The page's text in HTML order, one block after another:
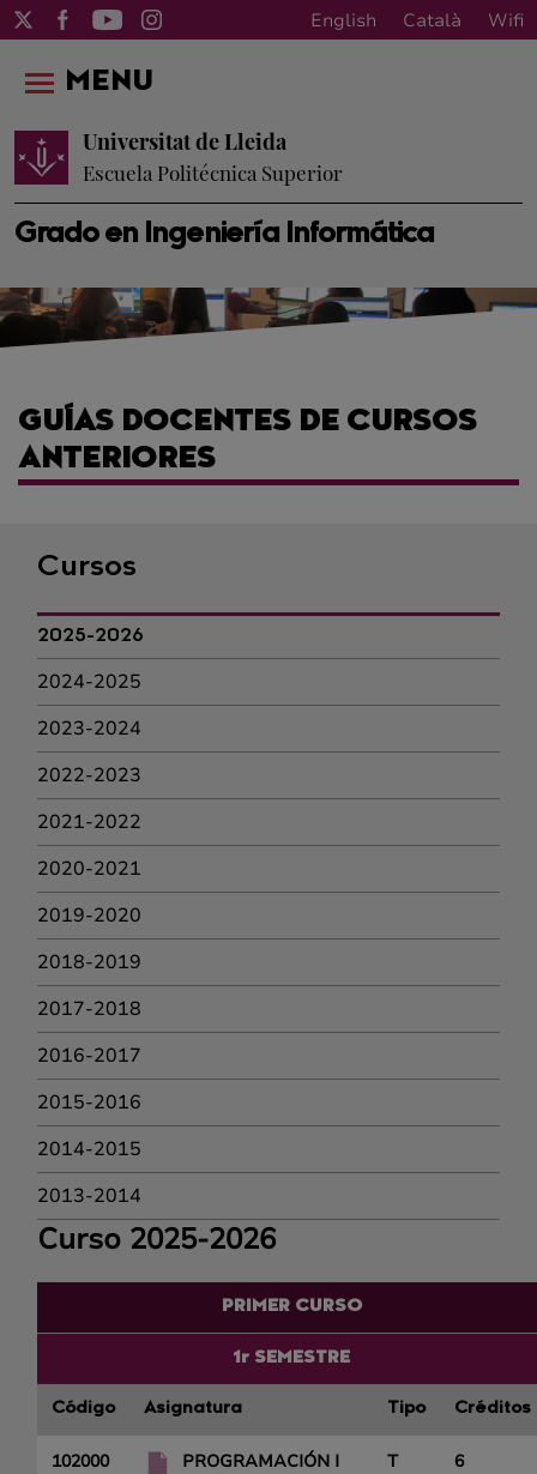
English Català Wifi
Grado en Ingeniería Informática
Universitat de Lleida
Escuela Politécnica Superior
MENU
GUÍAS DOCENTES DE CURSOS
ANTERIORES
Cursos
2025-2026
2024-2025
2023-2024
2022-2023
2021-2022
2020-2021
2019-2020
2018-2019
2017-2018
2016-2017
2015-2016
2014-2015
2013-2014
Curso 2025-2026
PRIMER CURSO
1r SEMESTRE
Código Asignatura Tipo Créditos
102000 PROGRAMACIÓN I T 6